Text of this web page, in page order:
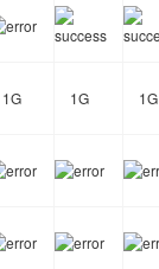
1G 1G 1G